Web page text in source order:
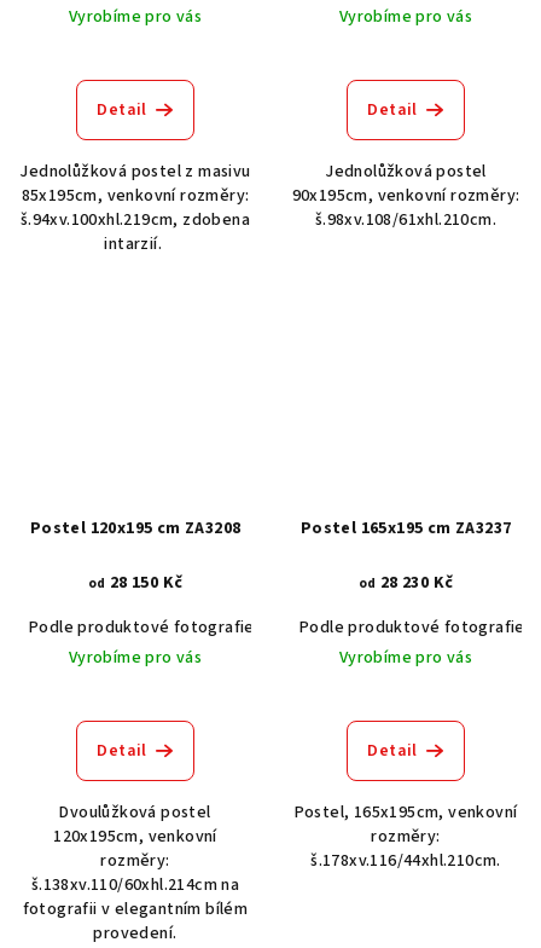
Vyrobíme pro vás
Detail
Jednolůžková postel z masivu
85x195cm, venkovní rozměry:
š.94xv.100xhl.219cm, zdobena
intarzií.
Vyrobíme pro vás
Detail
Jednolůžková postel
90x195cm, venkovní rozměry:
š.98xv.108/61xhl.210cm.
Postel 120x195 cm ZA3208
od 28 150 Kč
Podle produktové fotografie
Akát vintage BT1551
Dub světlý
Vyrobíme pro vás
Detail
Dvoulůžková postel
120x195cm, venkovní
rozměry:
š.138xv.110/60xhl.214cm na
fotografii v elegantním bílém
provedení.
Postel 165x195 cm ZA3237
od 28 230 Kč
Podle produktové fotografie
Vyrobíme pro vás
Detail
Postel, 165x195cm, venkovní
rozměry:
š.178xv.116/44xhl.210cm.